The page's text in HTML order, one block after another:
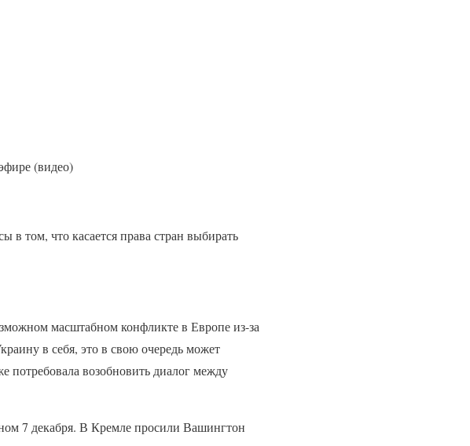
(видео)
том, что касается права стран выбирать
масштабном конфликте в Европе из-за
в себя, это в свою очередь может
возобновить диалог между
7 декабря. В Кремле просили Вашингтон